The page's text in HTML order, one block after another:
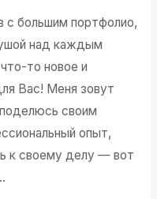
с большим портфолио,
над каждым
то новое и
Вас! Меня зовут
своим
опыт,
к своему делу — вот